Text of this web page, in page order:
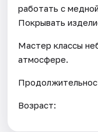
работать с
Покрывать
Мастер классы
атмосфере.
Возраст: